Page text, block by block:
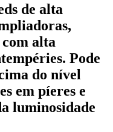
de alta
alta
Pode
do nível
em píeres e
luminosidade